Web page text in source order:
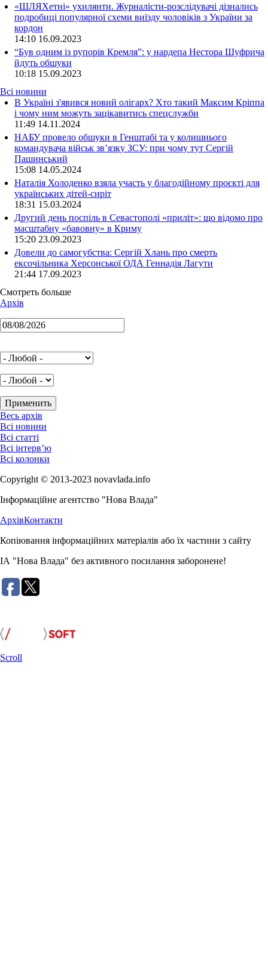
«ШЛЯХетні» ухилянти. Журналісти-розслідувачі дізнались
подробиці популярної схеми виїзду чоловіків з України за
кордон
14:10 16.09.2023
“Був одним із рупорів Кремля”: у нардепа Нестора Шуфрича
йдуть обшуки
10:18 15.09.2023
Всі новини
В Україні з'явився новий олігарх? Хто такий Максим Кріппа
і чому ним можуть зацікавитись спецслужби
11:49 14.11.2024
НАБУ провело обшуки в Генштабі та у колишнього
командувача військ зв’язку ЗСУ: при чому тут Сергій
Пашинський
15:08 14.05.2024
Наталія Холоденко взяла участь у благодійному проєкті для
українських дітей-сиріт
18:31 15.03.2024
Другий день поспіль в Севастополі «приліт»: що відомо про
масштабну «бавовну» в Криму
15:20 23.09.2023
Довели до самогубства: Сергій Хлань про смерть
ексочільника Херсонської ОДА Геннадія Лагути
21:44 17.09.2023
Смотреть больше
Архів
Весь архів
Всі новини
Всі статті
Всі інтерв’ю
Всі колонки
Copyright © 2013-2023 novavlada.info
Інформаційне агентство "Нова Влада"
АрхівКонтакти
Копіювання інформаційних матеріалів або їх частини з сайту
ІА "Нова Влада" без активного посилання заборонене!
Scroll